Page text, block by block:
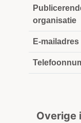
organisatie
E-mailadres
Overige